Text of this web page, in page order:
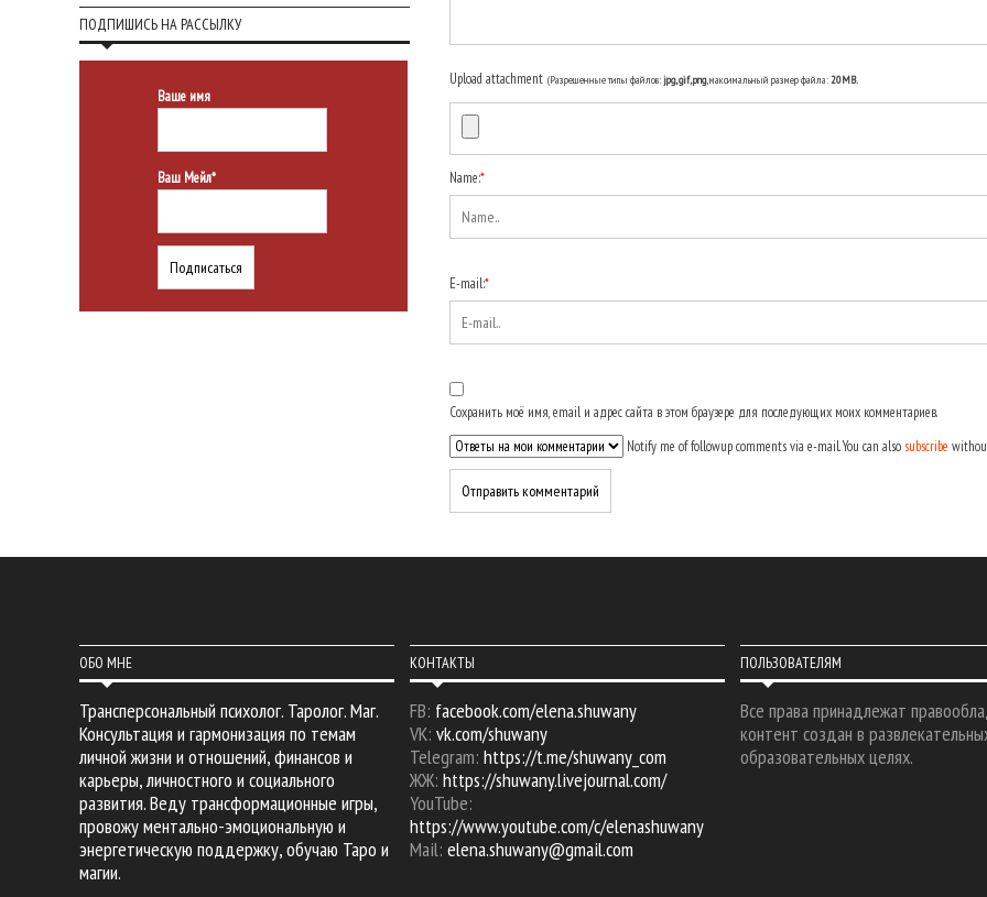
Upload attachment (Разрешенные типы файлов:jpg, gif, png, максимальный размер файла:20MB.
Name:*
E-mail:*
Сохранить моё имя, email и адрес сайта в этом браузере для последующих моих комментариев.
Notify me of followup comments via e-mail. You can also subscribe
ПОДПИШИСЬ НА РАССЫЛКУ
Ваше имя
Ваш Мейл*
ОБО МНЕ
Трансперсональный психолог. Таролог. Маг.
Консультация и гармонизация по темам
личной жизни и отношений, финансов и
карьеры, личностного и социального
развития. Веду трансформационные игры,
провожу ментально-эмоциональную и
энергетическую поддержку, обучаю Таро и
магии.
КОНТАКТЫ
FB: facebook.com/elena.shuwany
VK: vk.com/shuwany
Telegram: https://t.me/shuwany_com
ЖЖ: https://shuwany.livejournal.com/
YouTube:
https://www.youtube.com/c/elenashuwany
Mail: elena.shuwany@gmail.com
ПОЛЬЗОВАТЕЛЯМ
Все права принадлежат
контент создан в
образовательных целях.